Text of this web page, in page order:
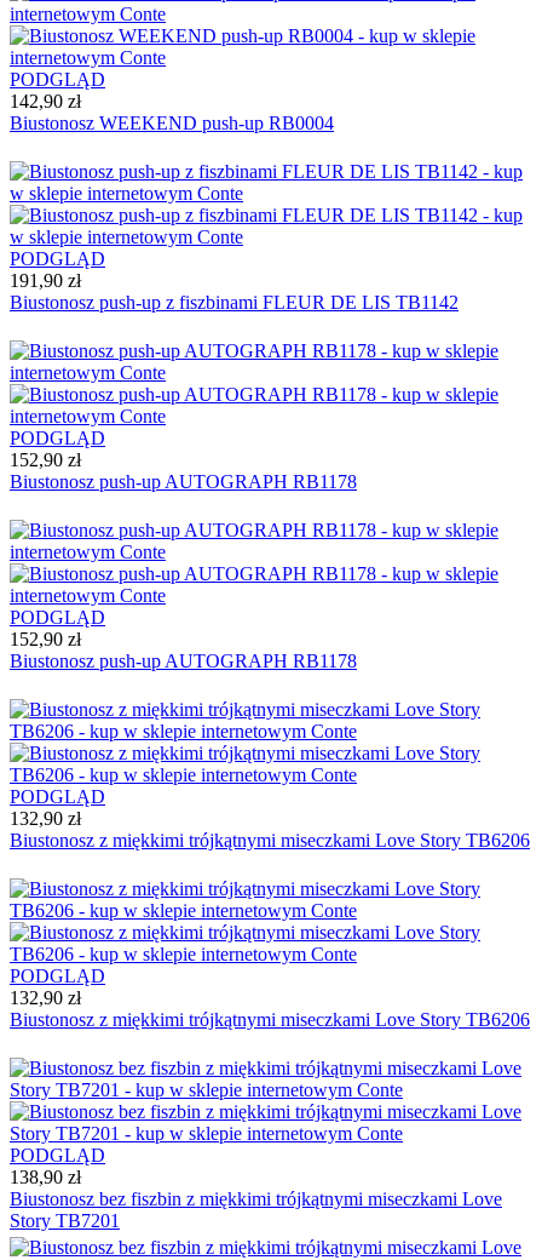
PODGLĄD
142,90 zł
Biustonosz WEEKEND push-up RB0004
PODGLĄD
191,90 zł
Biustonosz push-up z fiszbinami FLEUR DE LIS TB1142
PODGLĄD
152,90 zł
Biustonosz push-up AUTOGRAPH RB1178
PODGLĄD
152,90 zł
Biustonosz push-up AUTOGRAPH RB1178
PODGLĄD
132,90 zł
Biustonosz z miękkimi trójkątnymi miseczkami Love Story TB6206
PODGLĄD
132,90 zł
Biustonosz z miękkimi trójkątnymi miseczkami Love Story TB6206
PODGLĄD
138,90 zł
Biustonosz bez fiszbin z miękkimi trójkątnymi miseczkami Love
Story TB7201